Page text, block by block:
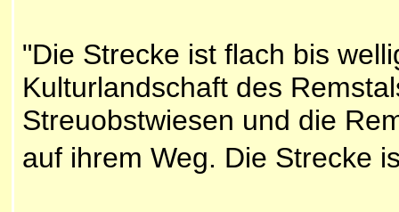
"Die Strecke ist flach bis
Kulturlandschaft des
Streuobstwiesen und die
auf ihrem Weg. Die Strecke